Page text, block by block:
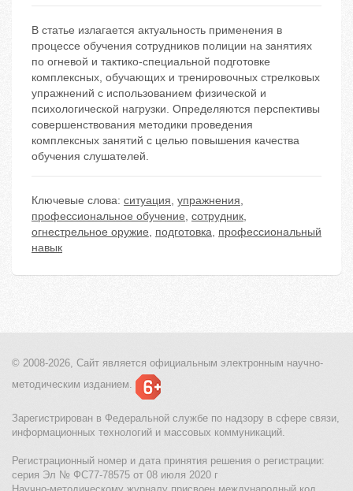
В статье излагается актуальность применения в
процессе обучения сотрудников полиции на занятиях
по огневой и тактико-специальной подготовке
комплексных, обучающих и тренировочных стрелковых
упражнений с использованием физической и
психологической нагрузки. Определяются перспективы
совершенствования методики проведения
комплексных занятий с целью повышения качества
обучения слушателей.
Ключевые слова: ситуация, упражнения,
профессиональное обучение, сотрудник,
огнестрельное оружие, подготовка, профессиональный
навык
© 2008-2026, Сайт является официальным электронным научно-
методическим изданием.
Зарегистрирован в Федеральной службе по надзору в сфере связи,
информационных технологий и массовых коммуникаций.
Регистрационный номер и дата принятия решения о регистрации:
серия Эл № ФС77-78575 от 08 июля 2020 г